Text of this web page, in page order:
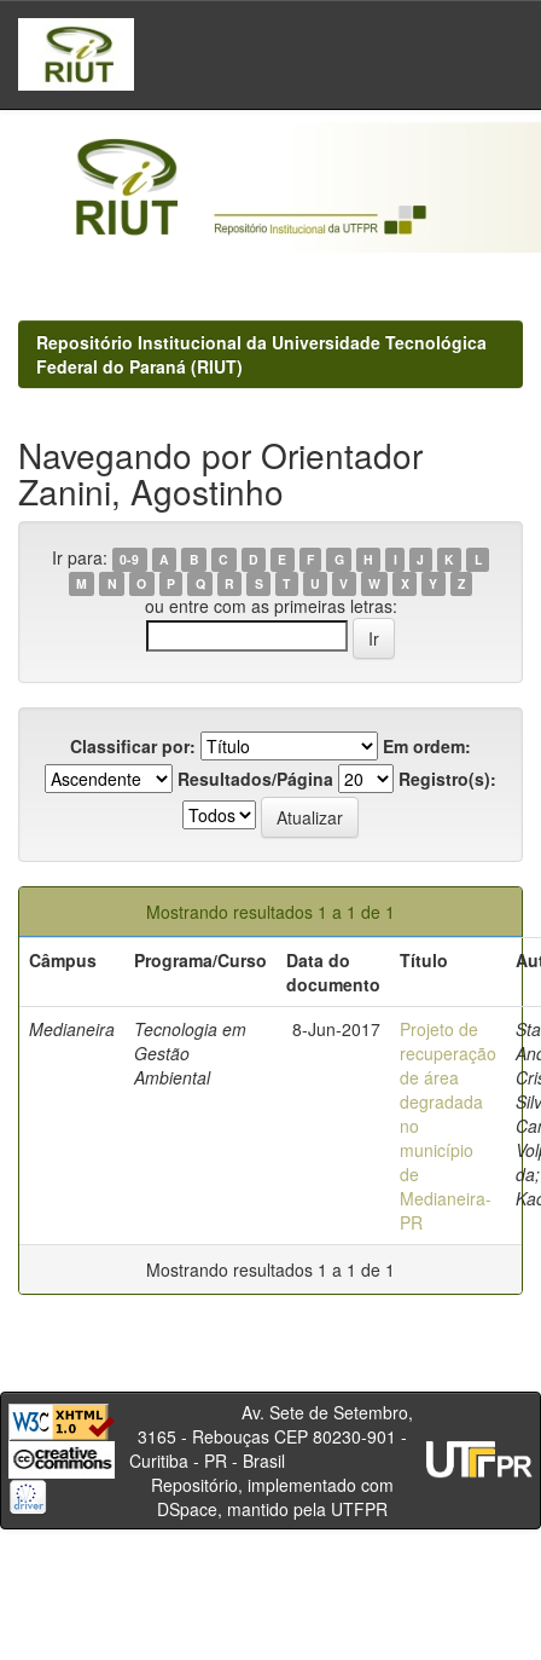
Skip
navigation
Repositório Institucional da Universidade Tecnológica
Federal do Paraná (RIUT)
Navegando por Orientador
Zanini, Agostinho
Ir para: 0-9 A B C D E F G H I J K
L
M
N O P Q R S T U V W X Y Z
ou entre com as primeiras letras:
Classificar por:
Em ordem:
Resultados/Página
Registro(s):
Mostrando resultados 1 a 1 de 1
Câmpus
Programa/Curso
Data do
documento
Título
Medianeira
Tecnologia em
Gestão
Ambiental
8-Jun-2017
Projeto de
recuperação
de área
degradada
no
município
de
Medianeira-
PR
Mostrando resultados 1 a 1 de 1
Av. Sete de Setembro,
3165 - Rebouças CEP 80230-901 -
Curitiba - PR - Brasil
Repositório, implementado com
DSpace, mantido pela UTFPR